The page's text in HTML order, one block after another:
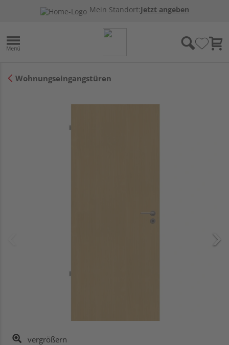
Mein Standort:Jetzt angeben
Wohnungseingangstüren
vergrößern